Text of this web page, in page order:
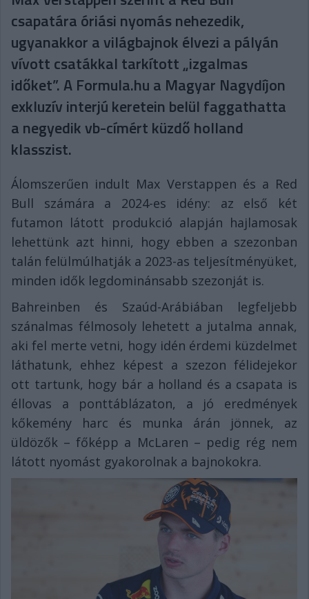
csapatára óriási nyomás nehezedik,
ugyanakkor a világbajnok élvezi a pályán
vívott csatákkal tarkított „izgalmas
időket”. A Formula.hu a Magyar Nagydíjon
exkluzív interjú keretein belül faggathatta
a negyedik vb-címért küzdő holland
klasszist.
Álomszerűen indult Max Verstappen és a Red
Bull számára a 2024-es idény: az első két
futamon látott produkció alapján hajlamosak
lehettünk azt hinni, hogy ebben a szezonban
talán felülmúlhatják a 2023-as teljesítményüket,
minden idők legdominánsabb szezonját is.
Bahreinben és Szaúd-Arábiában legfeljebb
szánalmas félmosoly lehetett a jutalma annak,
aki fel merte vetni, hogy idén érdemi küzdelmet
láthatunk, ehhez képest a szezon félidejekor
ott tartunk, hogy bár a holland és a csapata is
éllovas a ponttáblázaton, a jó eredmények
kőkemény harc és munka árán jönnek, az
üldözők – főképp a McLaren – pedig rég nem
látott nyomást gyakorolnak a bajnokokra.